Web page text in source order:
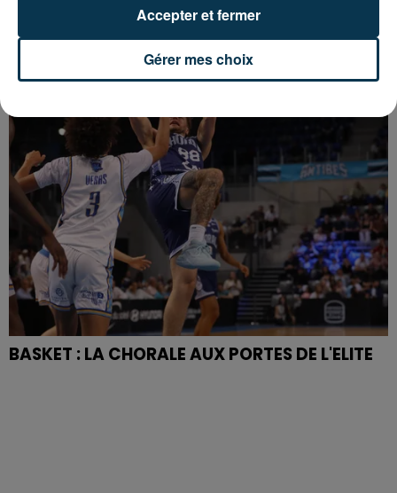
BASKET : LA CHORALE RETROUVE LA BETCLIC
ELITE DEUX ANS APRÈS !
BASKET : LA CHORALE AUX PORTES DE L'ELITE
Gérer mes choix
Accepter et fermer